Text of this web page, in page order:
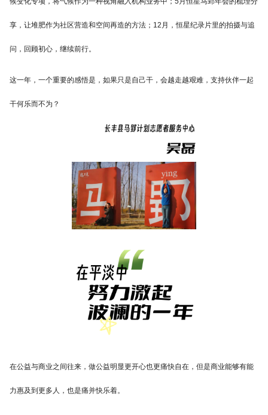
享，让堆肥作为社区营造和空间再造的方法；12月，恒星纪录片里的拍摄与追
问，回顾初心，继续前行。
这一年，一个重要的感悟是，如果只是自己干，会越走越艰难，支持伙伴一起
干何乐而不为？
在公益与商业之间往来，做公益明显更开心也更痛快自在，但是商业能够有能
力惠及到更多人，也是痛并快乐着。